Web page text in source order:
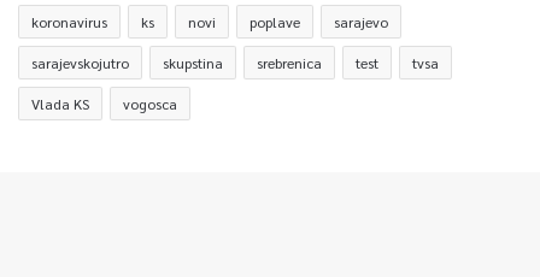
koronavirus ks novi poplave sarajevo
sarajevskojutro skupstina srebrenica test tvsa
Vlada KS vogosca